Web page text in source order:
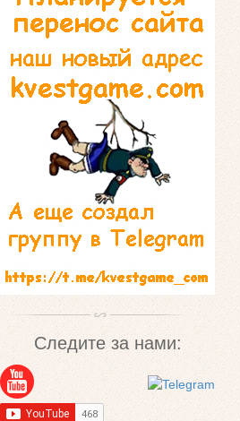
Следите за нами: